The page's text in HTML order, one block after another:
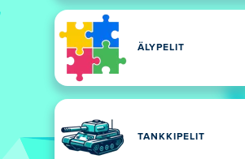
ÄLYPELIT
TANKKIPELIT